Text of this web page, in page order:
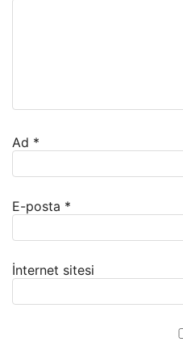
Ad *
E-posta *
İnternet sitesi